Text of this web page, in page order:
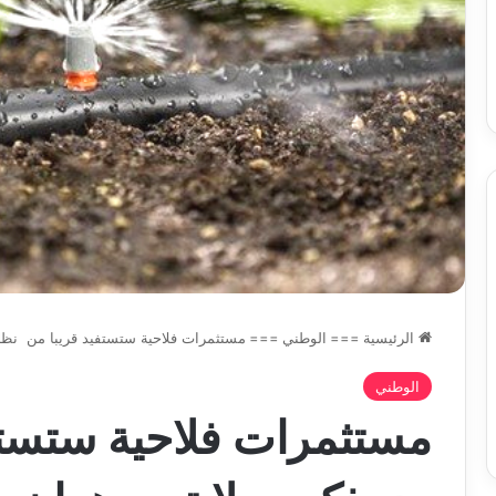
الرئيسية === الوطني === مستثمرات فلاحية ستستفيد قريبا من
الوطني
مستثمرات فلاحية
قرعة الدور التمهيدي لأبطال
وكأس الكونفدرالية يوم الخميس
الدين
لكحل2026-08-03
نادي وفاق سطيف
الدين لكحل